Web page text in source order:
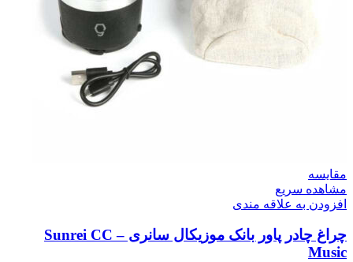
مقایسه
مشاهده سریع
افزودن به علاقه مندی
چراغ چادر پاور بانک موزیکال سانری – Sunrei CC
Music